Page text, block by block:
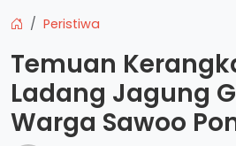
Peristiwa
Temuan
Ladang Jagung
Warga Sawoo